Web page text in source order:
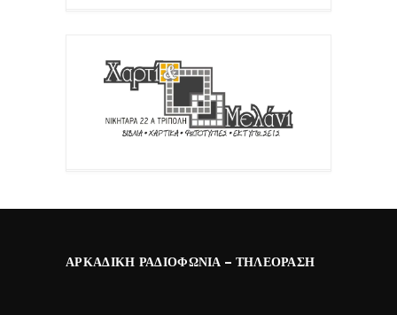
ΑΡΚΑΔΙΚΉ ΡΑΔΙΟΦΩΝΊΑ – ΤΗΛΕΌΡΑΣΗ